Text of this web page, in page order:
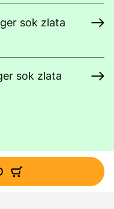
sok zlata
sok zlata